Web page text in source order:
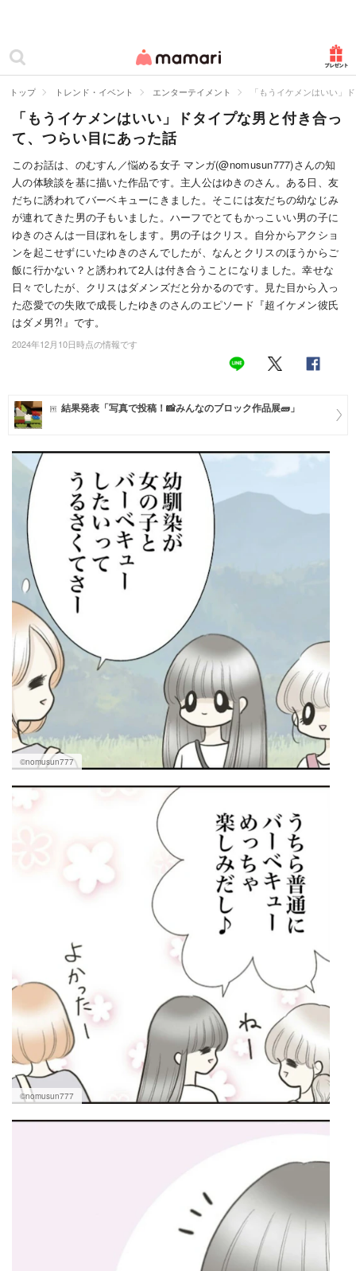
ママリ
カテゴリー一覧
妊娠
出産
赤ちゃん・育児
子育て・家族
病院
美容・ファッション
お仕事
住まい
トレンド・イベント
トップ トレンド・イベント エンターテイメント 「もうイケメンはいい」
「もうイケメンはいい」ドタイプな男と付き合っ
て、つらい目にあった話
このお話は、のむすん／悩める女子 マンガ(@nomusun777)さんの知
人の体験談を基に描いた作品です。主人公はゆきのさん。ある日、友
だちに誘われてバーベキューにきました。そこには友だちの幼なじみ
が連れてきた男の子もいました。ハーフでとてもかっこいい男の子に
ゆきのさんは一目ぼれをします。男の子はクリス。自分からアクショ
ンを起こせずにいたゆきのさんでしたが、なんとクリスのほうからご
飯に行かない？と誘われて2人は付き合うことになりました。幸せな
日々でしたが、クリスはダメンズだと分かるのです。見た目から入っ
た恋愛での失敗で成長したゆきのさんのエピソード『超イケメン彼氏
はダメ男?!』です。
2024年12月10日時点の情報です
結果発表「写真で投稿！📸みんなのブロック作品展🧱」
©nomusun777
©nomusun777